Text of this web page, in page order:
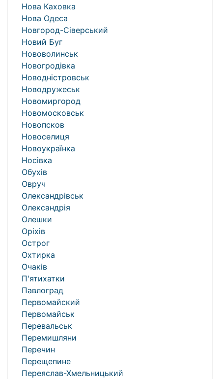
Нова Каховка
Нова Одеса
Новгород-Сіверський
Новий Буг
Нововолинськ
Новогродівка
Новодністровськ
Новодружеськ
Новомиргород
Новомосковськ
Новопсков
Новоселиця
Новоукраїнка
Носівка
Обухів
Овруч
Олександрівськ
Олександрія
Олешки
Оріхів
Острог
Охтирка
Очаків
П'ятихатки
Павлоград
Первомайский
Первомайськ
Перевальськ
Перемишляни
Перечин
Перещепине
Переяслав-Хмельницький